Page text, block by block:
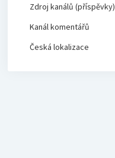
Zdroj kanálů (příspěvky)
Kanál komentářů
Česká lokalizace